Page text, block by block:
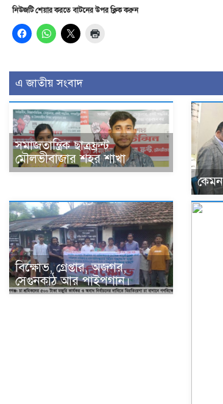
নিউজটি শেয়ার করতে বাটনের উপর ক্লিক করুন
এ জাতীয় সংবাদ
সমাজতান্ত্রিক ছাত্রফ্রন্ট
মৌলভীবাজার শহর শাখা
বিক্ষোভ, গ্রেপ্তার, অজগর,
সেগুনকাঠ আর পাইপগান।